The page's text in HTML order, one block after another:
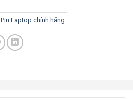
Pin Laptop chính hãng